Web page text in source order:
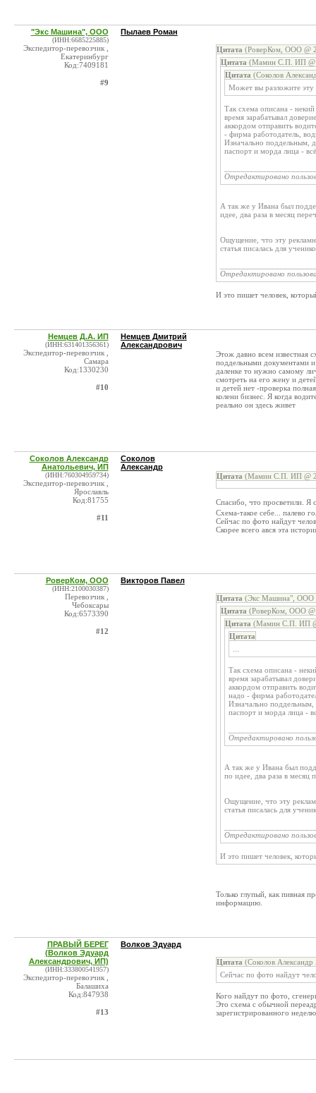
"Экс Машина", ООО
(ИНН:6685225885)
Экспедитор-перевозчик ,
Екатеринбург
Код:7409181
#9
Пылаев Роман
Цитата (РоверКом, ООО @
Цитата (Мамин С.П. ИП @
Цитата (Соколов
Может вы разложите эту
Так схема описана -
время зарабатывал
аккордом отправить
- фирма работодатель,
Изначально поддельным,
паспорт и морда лица -
Отредактировано
А так же у Ивана был
идее, два раза в месяц
Ощущение, что эту
статья писалась для
Отредактировано
И это пишет человек,
Немцев Д.А. ИП
(ИНН:631401356361)
Экспедитор-перевозчик ,
Самара
Код:1330230
#10
Немцев Дмитрий
Александрович
Этож давно всем известная
поддельными документами
даленке то нужно самому
смотреть на его жену и
и детей нет -проверка
колени бизнес. Я когда
реально он здесь живет
Соколов Александр
Анатольевич, ИП
(ИНН:760304959734)
Экспедитор-перевозчик ,
Ярославль
Код:81755
#11
Соколов
Александр
Цитата (Мамин С.П. ИП @
Спасибо, что просветили. Я
Схема-такое себе... палево
Сейчас по фото найдут
Скорее всего ався эта
РоверКом, ООО
(ИНН:2100030387)
Перевозчик ,
Чебоксары
Код:6573390
#12
Викторов Павел
Цитата (Экс Машина", ООО
Цитата (РоверКом, ООО
Цитата (Мамин С.П. ИП
Цитата
Так схема описана -
время зарабатывал
аккордом отправить
надо - фирма
Изначально поддельным,
паспорт и морда лица -
Отредактировано
А так же у Ивана был
по идее, два раза в месяц
Ощущение, что эту
статья писалась для
Отредактировано
И это пишет человек,
Только глупый, как пивная
информацию.
ПРАВЫЙ БЕРЕГ
(Волков Эдуард
Александрович, ИП)
(ИНН:333800541957)
Экспедитор-перевозчик ,
Балашиха
Код:847938
#13
Волков Эдуард
Цитата (Соколов
Сейчас по фото найдут
Кого найдут по фото,
Это схема с обычной
зарегистрированного